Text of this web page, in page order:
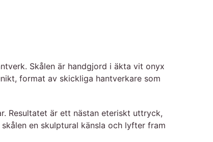
Skålen är handgjord i äkta vit onyx
format av skickliga hantverkare som
Resultatet är ett nästan eteriskt uttryck,
en skulptural känsla och lyfter fram